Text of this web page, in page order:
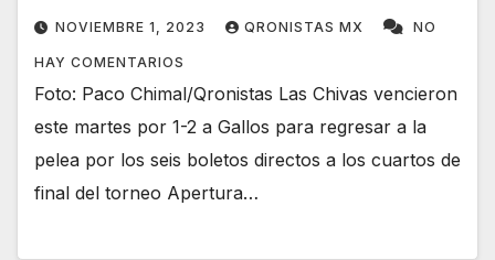
NOVIEMBRE 1, 2023 QRONISTAS MX NO
HAY COMENTARIOS
Foto: Paco Chimal/Qronistas Las Chivas vencieron
este martes por 1-2 a Gallos para regresar a la
pelea por los seis boletos directos a los cuartos de
final del torneo Apertura…